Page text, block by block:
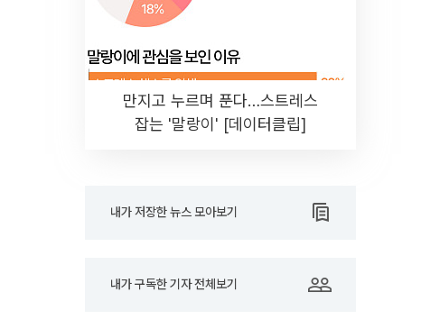
만지고 누르며 푼다…스트레스
잡는 '말랑이' [데이터클립]
내가 저장한 뉴스 모아보기
내가 구독한 기자 전체보기